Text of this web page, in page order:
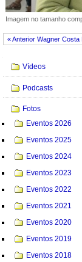
Imagem no tamanho
« Anterior Wagner
Navegação
Vídeos
Podcasts
Fotos
Eventos 2026
Eventos 2025
Eventos 2024
Eventos 2023
Eventos 2022
Eventos 2021
Eventos 2020
Eventos 2019
Eventos 2018